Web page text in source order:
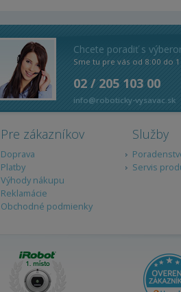
Chcete poradiť s
Sme tu pre vás od 8:00 do
02 / 205 103 00
info@roboticky-vysavac.sk
Pre zákazníkov
Doprava
Platby
Výhody nákupu
Reklamácie
Obchodné podmienky
Služby
Servis